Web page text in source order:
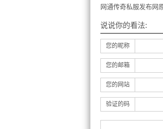
网通传奇私服发布网
说说你的看法:
您的昵称
您的邮箱
您的网站
验证的码